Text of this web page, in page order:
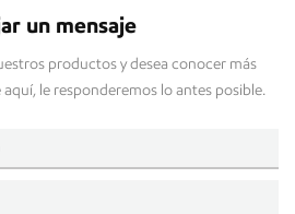
un mensaje
productos y desea conocer más
le responderemos lo antes posible.